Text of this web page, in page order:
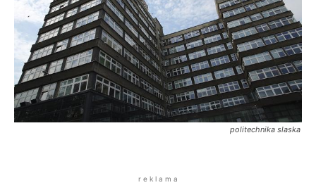
politechnika slaska
r e k l a m a